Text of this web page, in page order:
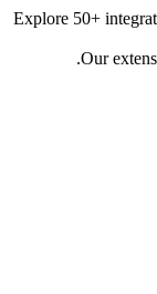
Explore